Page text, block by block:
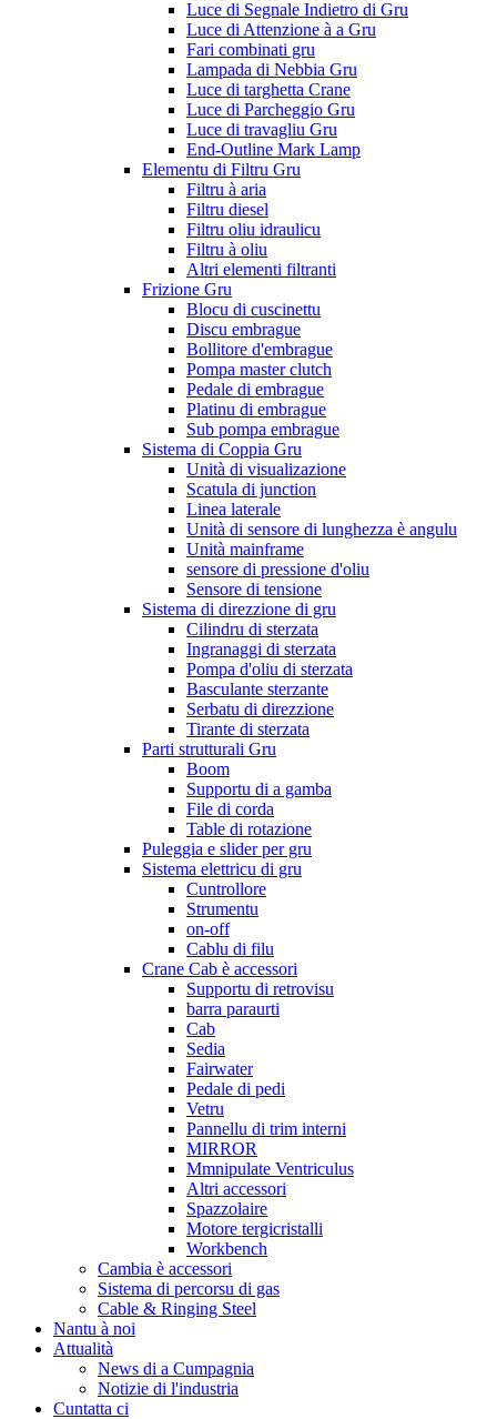
Luce di Segnale Indietro di Gru
Luce di Attenzione à a Gru
Fari combinati gru
Lampada di Nebbia Gru
Luce di targhetta Crane
Luce di Parcheggio Gru
Luce di travagliu Gru
End-Outline Mark Lamp
Elementu di Filtru Gru
Filtru à aria
Filtru diesel
Filtru oliu idraulicu
Filtru à oliu
Altri elementi filtranti
Frizione Gru
Blocu di cuscinettu
Discu embrague
Bollitore d'embrague
Pompa master clutch
Pedale di embrague
Platinu di embrague
Sub pompa embrague
Sistema di Coppia Gru
Unità di visualizazione
Scatula di junction
Linea laterale
Unità di sensore di lunghezza è angulu
Unità mainframe
sensore di pressione d'oliu
Sensore di tensione
Sistema di direzzione di gru
Cilindru di sterzata
Ingranaggi di sterzata
Pompa d'oliu di sterzata
Basculante sterzante
Serbatu di direzzione
Tirante di sterzata
Parti strutturali Gru
Boom
Supportu di a gamba
File di corda
Table di rotazione
Puleggia e slider per gru
Sistema elettricu di gru
Cuntrollore
Strumentu
on-off
Cablu di filu
Crane Cab è accessori
Supportu di retrovisu
barra paraurti
Cab
Sedia
Fairwater
Pedale di pedi
Vetru
Pannellu di trim interni
MIRROR
Mmnipulate Ventriculus
Altri accessori
Spazzolaire
Motore tergicristalli
Workbench
Cambia è accessori
Sistema di percorsu di gas
Cable & Ringing Steel
Nantu à noi
Attualità
News di a Cumpagnia
Notizie di l'industria
Cuntatta ci